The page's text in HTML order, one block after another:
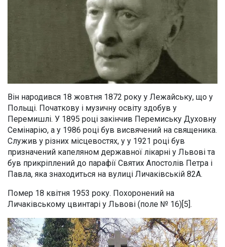
Він народився 18 жовтня 1872 року у Лежайську, що у
Польщі. Початкову і музичну освіту здобув у
Перемишлі. У 1895 році закінчив Перемиську Духовну
Семінарію, а у 1986 році був висвячений на священика.
Служив у різних місцевостях, у у 1921 році був
призначений капеляном державної лікарні у Львові та
був прикріплений до парафії Святих Апостолів Петра і
Павла, яка знаходиться на вулиці Личаківській 82А.
Помер 18 квітня 1953 року. Похоронений на
Личаківському цвинтарі у Львові (поле № 16)[5].